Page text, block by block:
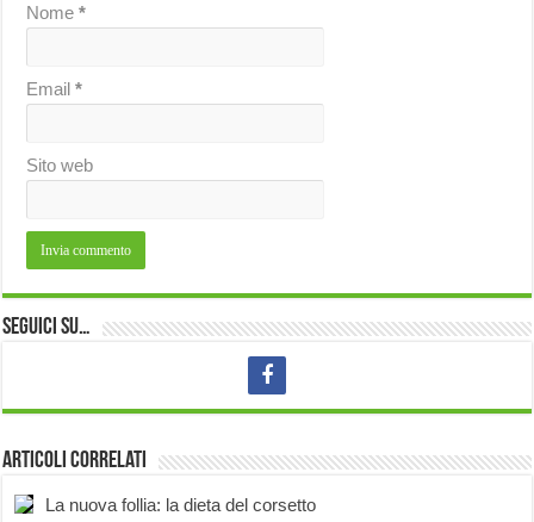
Nome*
Email*
Sito web
Seguici su…
Articoli correlati
La nuova follia: la dieta del corsetto